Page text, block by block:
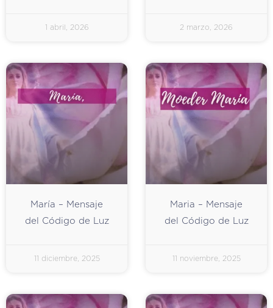
1 abril, 2026 2 marzo, 2026
María – Mensaje
del Código de Luz
11 diciembre, 2025
Maria – Mensaje
del Código de Luz
11 noviembre, 2025